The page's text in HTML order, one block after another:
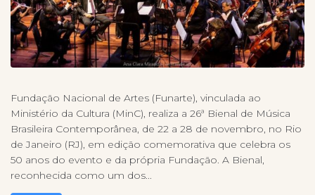
Fundação Nacional de Artes (Funarte), vinculada ao
Ministério da Cultura (MinC), realiza a 26ª Bienal de Música
Brasileira Contemporânea, de 22 a 28 de novembro, no Rio
de Janeiro (RJ), em edição comemorativa que celebra os
50 anos do evento e da própria Fundação. A Bienal,
reconhecida como um dos...